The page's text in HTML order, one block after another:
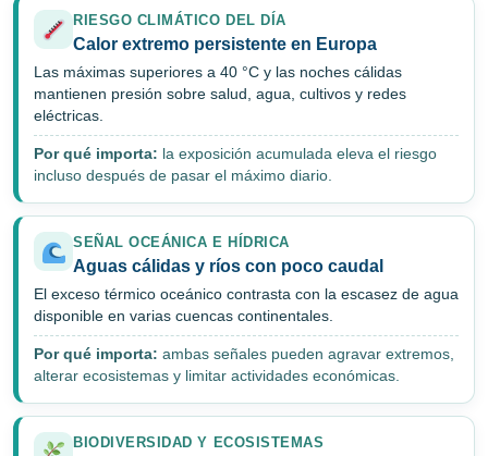
RIESGO CLIMÁTICO DEL DÍA
Calor extremo persistente en Europa
Las máximas superiores a 40 °C y las noches cálidas
mantienen presión sobre salud, agua, cultivos y redes
eléctricas.
Por qué importa: la exposición acumulada eleva el riesgo
incluso después de pasar el máximo diario.
SEÑAL OCEÁNICA E HÍDRICA
Aguas cálidas y ríos con poco caudal
El exceso térmico oceánico contrasta con la escasez de agua
disponible en varias cuencas continentales.
Por qué importa: ambas señales pueden agravar extremos,
alterar ecosistemas y limitar actividades económicas.
BIODIVERSIDAD Y ECOSISTEMAS